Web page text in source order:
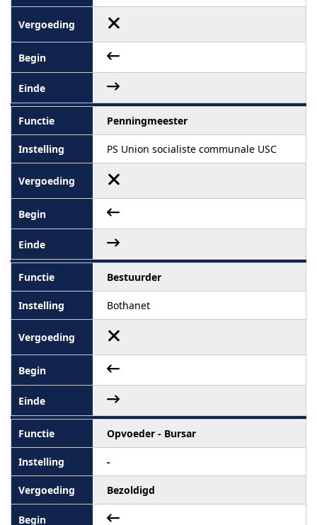
Penningmeester
PS Union socialiste communale USC
Bestuurder
Bothanet
Opvoeder - Bursar
-
Bezoldigd